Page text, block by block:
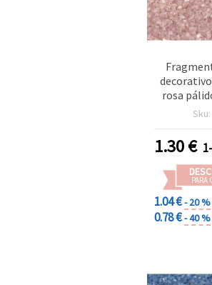
rosa
1,5~2
Sku:
1.30€
PARA
1.04 €- 20 %
0.78 €- 40 %